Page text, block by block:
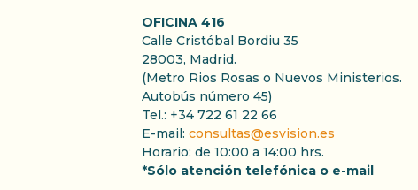
OFICINA 416
Calle Cristóbal Bordiu 35
28003, Madrid.
(Metro Rios Rosas o Nuevos Ministerios.
Autobús número 45)
Tel.: +34 722 61 22 66
E-mail: consultas@esvision.es
Horario: de 10:00 a 14:00 hrs.
*Sólo atención telefónica o e-mail